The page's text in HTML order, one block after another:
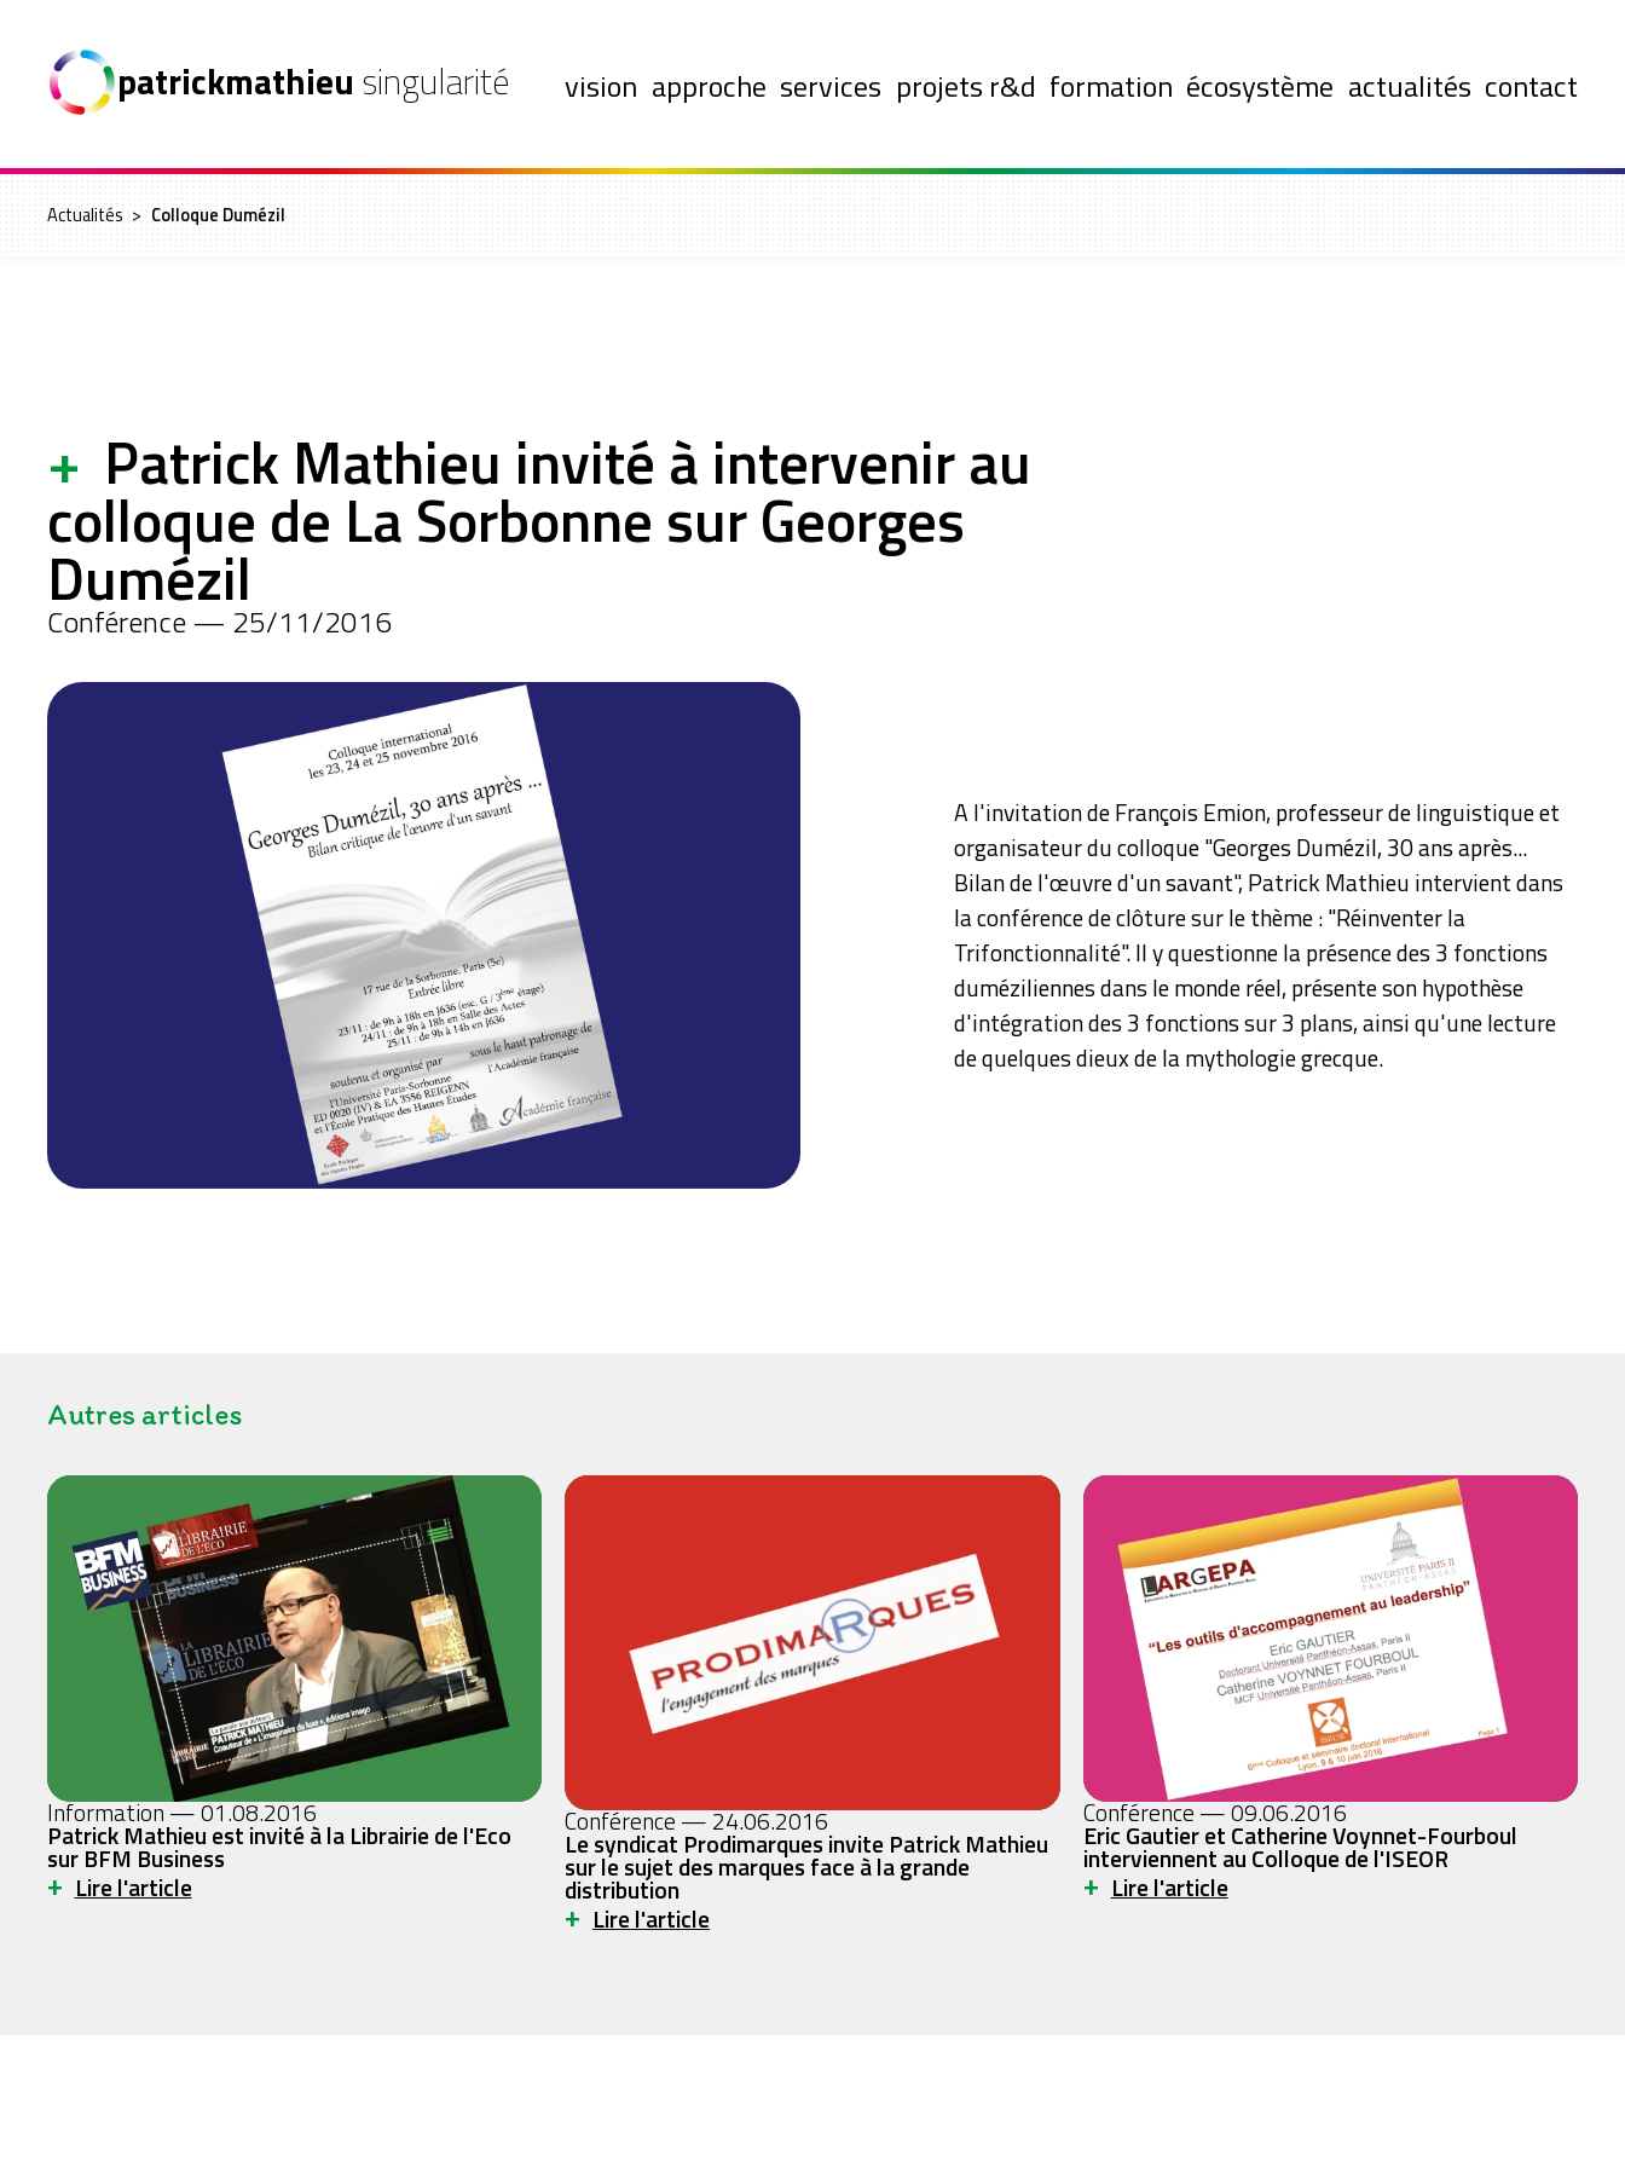
patrickmathieu singularité vision approche services projets r&d formation écosystème actualités contact
Actualités > Colloque Dumézil
+ Patrick Mathieu invité à intervenir au
colloque de La Sorbonne sur Georges
Dumézil
Conférence — 25/11/2016
A l'invitation de François Emion, professeur de linguistique et
organisateur du colloque "Georges Dumézil, 30 ans après...
Bilan de l'œuvre d'un savant", Patrick Mathieu intervient dans
la conférence de clôture sur le thème : "Réinventer la
Trifonctionnalité". Il y questionne la présence des 3 fonctions
duméziliennes dans le monde réel, présente son hypothèse
d'intégration des 3 fonctions sur 3 plans, ainsi qu'une lecture
de quelques dieux de la mythologie grecque.
Autres articles
Information — 01.08.2016
Patrick Mathieu est invité à la Librairie de l'Eco
sur BFM Business
+ Lire l'article
Conférence — 24.06.2016
Le syndicat Prodimarques invite Patrick Mathieu
sur le sujet des marques face à la grande
distribution
+ Lire l'article
Conférence — 09.06.2016
Eric Gautier et Catherine Voynnet-Fourboul
interviennent au Colloque de l'ISEOR
+ Lire l'article